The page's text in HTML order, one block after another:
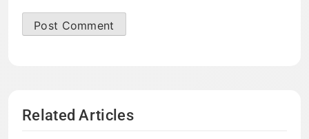
Related Articles